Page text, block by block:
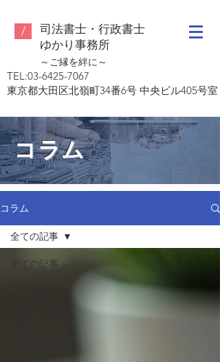
/
司法書士・行政書士
ゆかり事務所
～ご縁を絆に～
TEL:03-6425-7067
東京都大田区北嶺町34番6号 中央ビル405号室
コラム
コラム
全ての記事
全ての記事